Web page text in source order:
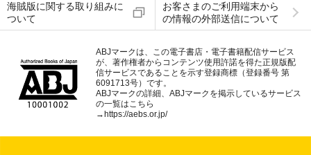
海賊版に関する取り組みに
ついて
お客さまのご利用端末から
の情報の外部送信について
ABJマークは、この電子書店・電子書籍配信サービス
が、著作権者からコンテンツ使用許諾を得た正規版配
信サービスであることを示す登録商標（登録番号 第
6091713号）です。
ABJマークの詳細、ABJマークを掲示しているサービス
の一覧はこちら
→ https://aebs.or.jp/